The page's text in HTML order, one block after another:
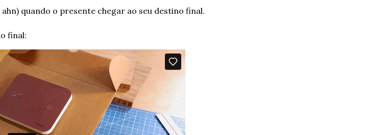
quando o presente chegar ao seu destino final.
final: